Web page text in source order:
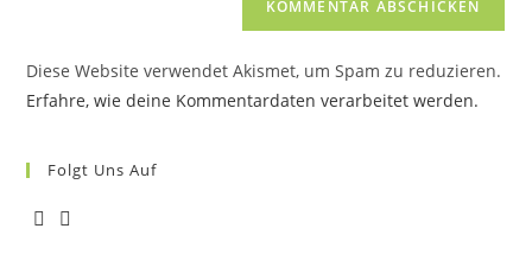
ein
(optional)
Diese Website verwendet Akismet, um Spam zu reduzieren.
Erfahre, wie deine Kommentardaten verarbeitet werden.
Folgt Uns Auf